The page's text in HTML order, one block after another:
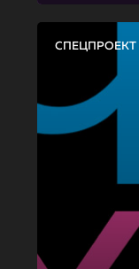
СПЕЦПРОЕКТ